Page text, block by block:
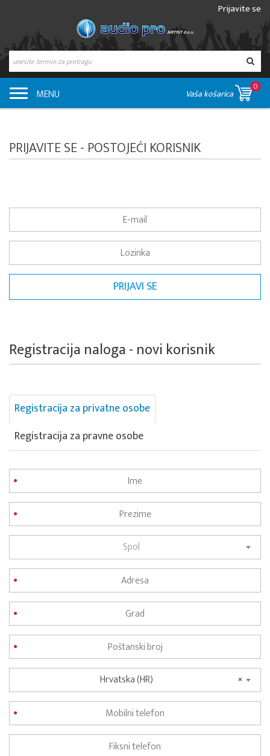
Prijavite se
MENU Vaša košarica
0
PRIJAVITE SE - POSTOJEĆI KORISNIK
Registracija naloga - novi korisnik
Registracija za privatne osobe
Registracija za pravne osobe
Spol
×
Hrvatska (HR)